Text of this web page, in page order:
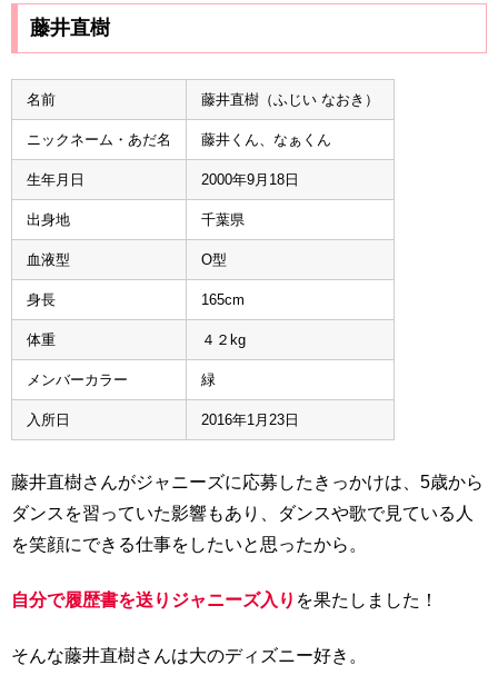
藤井直樹
名前 藤井直樹（ふじい なおき）
ニックネーム・あだ名 藤井くん、なぁくん
生年月日 2000年9月18日
出身地 千葉県
血液型 O型
身長 165cm
体重 ４２kg
メンバーカラー 緑
入所日 2016年1月23日
藤井直樹さんがジャニーズに応募したきっかけは、5歳から
ダンスを習っていた影響もあり、ダンスや歌で見ている人
を笑顔にできる仕事をしたいと思ったから。
自分で履歴書を送りジャニーズ入り を果たしました！
そんな藤井直樹さんは大のディズニー好き。